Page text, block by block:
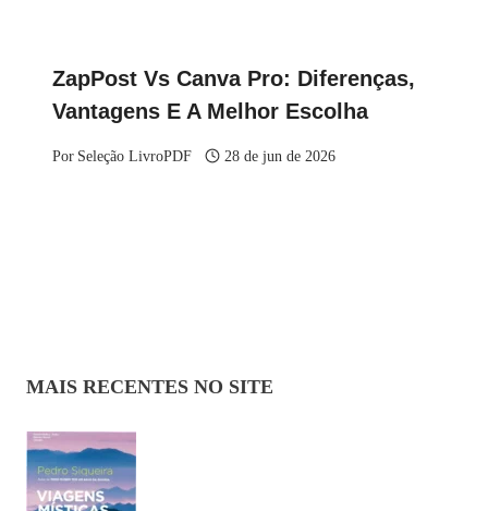
ZapPost Vs Canva Pro: Diferenças,
Vantagens E A Melhor Escolha
Por Seleção LivroPDF 28 de jun de 2026
MAIS RECENTES NO SITE